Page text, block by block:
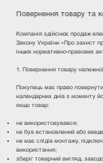
Повернення товару та
Компанія здійснює продаж
Закону України «Про захист
інших нормативно-правових
1. Повернення товару
Покупець має право
календарних днів з моменту
якщо товар:
не використовувався;
не був встановлений або
не має слідів монтажу,
використання;
зберіг товарний вигляд,